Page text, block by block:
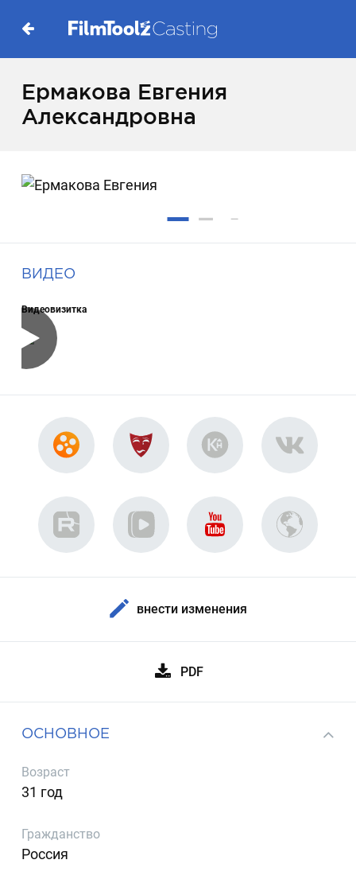
Ермакова Евгения
Александровна
ВИДЕО
Видеовизитка
внести изменения
PDF
ОСНОВНОЕ
Возраст
31 год
Гражданство
Россия